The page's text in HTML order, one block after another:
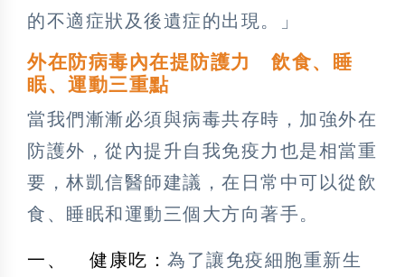
的不適症狀及後遺症的出現。」
外在防病毒內在提防護力 飲食、睡
眠、運動三重點
當我們漸漸必須與病毒共存時，加強外在
防護外，從內提升自我免疫力也是相當重
要，林凱信醫師建議，在日常中可以從飲
食、睡眠和運動三個大方向著手。
一、 健康吃： 為了讓免疫細胞重新生